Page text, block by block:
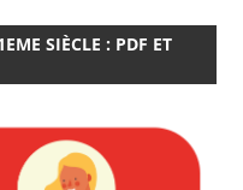
SIÈCLE : PDF ET